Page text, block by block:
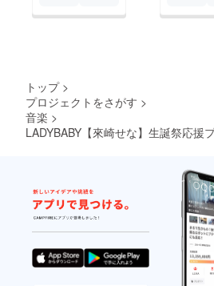
トップ >
プロジェクトをさがす >
音楽 >
LADYBABY【來崎せな】生誕祭応援